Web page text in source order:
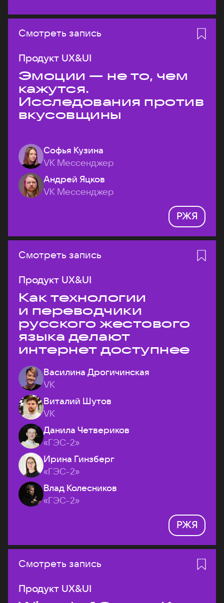
Смотреть запись
Продукт UX&UI
Эмоции — не то, чем
кажутся.
Исследования против
вкусовщины
Софья Кузина
VK Мессенджер
Андрей Яцков
VK Мессенджер
РЖЯ
Смотреть запись
Продукт UX&UI
Как технологии
и переводчики
русского жестового
языка делают
интернет доступнее
Василина Дрогичинская
VK
Виталий Шутов
VK
Данила Четвериков
«ГЭС-2»
Ирина Гинзберг
«ГЭС-2»
Влад Колесников
«ГЭС-2»
РЖЯ
Смотреть запись
Продукт UX&UI